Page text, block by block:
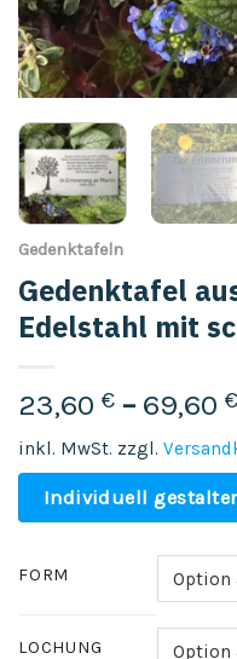
Gedenktafeln
Gedenktafel
Edelstahl mit
23,60 € – 69,60 €
inkl. MwSt. zzgl.
Individuell
FORM
LOCHUNG